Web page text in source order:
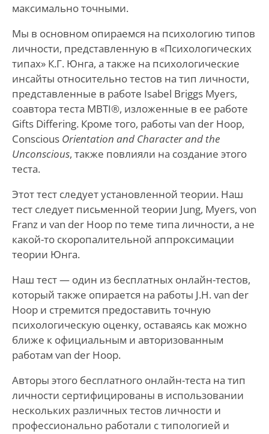
максимально точными.
Мы в основном опираемся на психологию типов
личности, представленную в «Психологических
типах» К.Г. Юнга, а также на психологические
инсайты относительно тестов на тип личности,
представленные в работе Isabel Briggs Myers,
соавтора теста MBTI®, изложенные в ее работе
Gifts Differing. Кроме того, работы van der Hoop,
Conscious Orientation and Character and the
Unconscious, также повлияли на создание этого
теста.
Этот тест следует установленной теории. Наш
тест следует письменной теории Jung, Myers, von
Franz и van der Hoop по теме типа личности, а не
какой-то скоропалительной аппроксимации
теории Юнга.
Наш тест — один из бесплатных онлайн-тестов,
который также опирается на работы J.H. van der
Hoop и стремится предоставить точную
психологическую оценку, оставаясь как можно
ближе к официальным и авторизованным
работам van der Hoop.
Авторы этого бесплатного онлайн-теста на тип
личности сертифицированы в использовании
нескольких различных тестов личности и
профессионально работали с типологией и